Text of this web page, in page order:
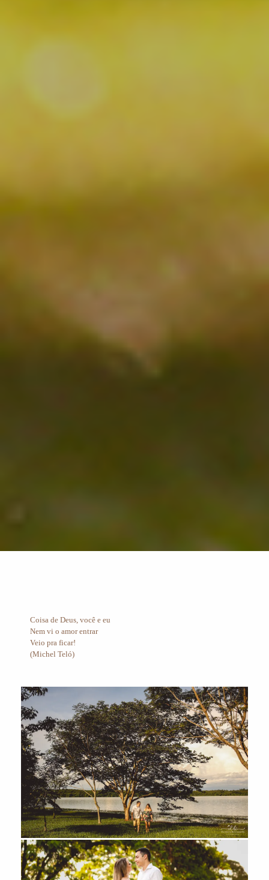
Coisa de Deus, você e eu
Nem vi o amor entrar
Veio pra ficar!
(Michel Teló)